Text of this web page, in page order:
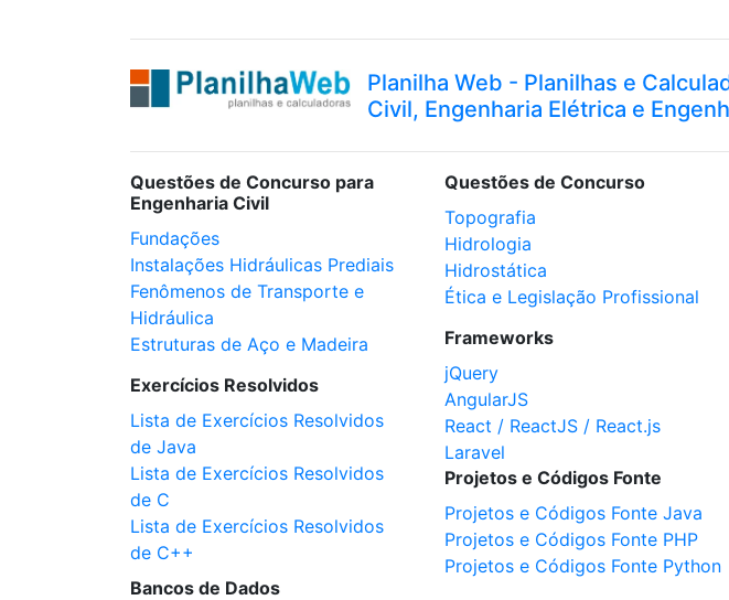
Planilha Web - Planilhas e
Civil, Engenharia Elétrica e
Questões de Concurso para
Engenharia Civil
Fundações
Instalações Hidráulicas Prediais
Fenômenos de Transporte e
Hidráulica
Estruturas de Aço e Madeira
Exercícios Resolvidos
Lista de Exercícios Resolvidos
de Java
Lista de Exercícios Resolvidos
de C
Lista de Exercícios Resolvidos
de C++
Bancos de Dados
Questões de Concurso
Topografia
Hidrologia
Hidrostática
Ética e Legislação Profissional
Frameworks
jQuery
AngularJS
React / ReactJS / React.js
Laravel
Projetos e Códigos Fonte
Projetos e Códigos Fonte Java
Projetos e Códigos Fonte PHP
Projetos e Códigos Fonte Python